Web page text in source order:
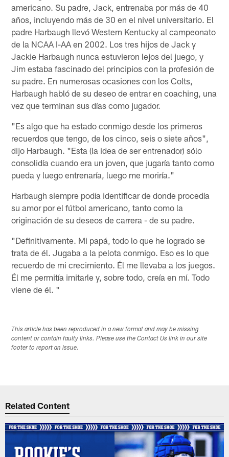
americano. Su padre, Jack, entrenaba por más de 40
años, incluyendo más de 30 en el nivel universitario. El
padre Harbaugh llevó Western Kentucky al campeonato
de la NCAA I-AA en 2002. Los tres hijos de Jack y
Jackie Harbaugh nunca estuvieron lejos del juego, y
Jim estaba fascinado del principios con la profesión de
su padre. En numerosas ocasiones con los Colts,
Harbaugh habló de su deseo de entrar en coaching, una
vez que terminan sus días como jugador.
"Es algo que ha estado conmigo desde los primeros
recuerdos que tengo, de los cinco, seis o siete años",
dijo Harbaugh. "Esta (la idea de ser entrenador) sólo
consolidía cuando era un joven, que jugaría tanto como
pueda y luego entrenaría, luego me moriría."
Harbaugh siempre podía identificar de donde procedía
su amor por el fútbol americano, tanto como la
originación de su deseos de carrera - de su padre.
"Definitivamente. Mi papá, todo lo que he logrado se
trata de él. Jugaba a la pelota conmigo. Eso es lo que
recuerdo de mi crecimiento. Él me llevaba a los juegos.
Él me permitía imitarle y, sobre todo, creía en mí. Todo
viene de él. "
This article has been reproduced in a new format and may be missing
content or contain faulty links. Please use the Contact Us link in our site
footer to report an issue.
Related Content